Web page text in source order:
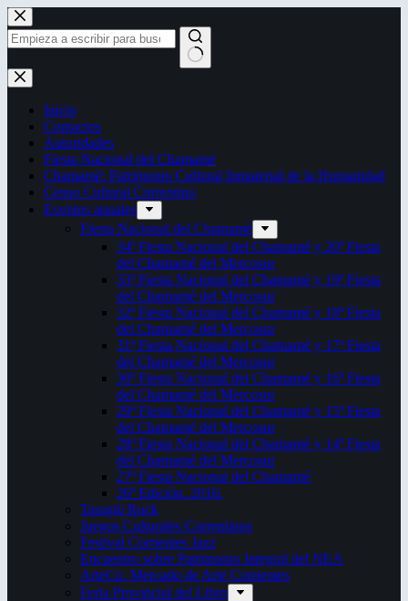
Saltar
al
contenido
Sin
resultados
Inicio
Contactos
Autoridades
Fiesta Nacional del Chamamé
Chamamé: Patrimonio Cultural Inmaterial de la Humanidad
Censo Cultural Correntino
Eventos anuales
Fiesta Nacional del Chamamé
34ª Fiesta Nacional del Chamamé y 20ª Fiesta
del Chamamé del Mercosur
33ª Fiesta Nacional del Chamamé y 19ª Fiesta
del Chamamé del Mercosur
32ª Fiesta Nacional del Chamamé y 18ª Fiesta
del Chamamé del Mercosur
31ª Fiesta Nacional del Chamamé y 17ª Fiesta
del Chamamé del Mercosur
30ª Fiesta Nacional del Chamamé y 16ª Fiesta
del Chamamé del Mercosur
29ª Fiesta Nacional del Chamamé y 15ª Fiesta
del Chamamé del Mercosur
28ª Fiesta Nacional del Chamamé y 14ª Fiesta
del Chamamé del Mercosur
27ª Fiesta Nacional del Chamamé
26ª Edición. 2016.
Taragüi Rock
Juegos Culturales Correntinos
Festival Corrientes Jazz
Encuentro sobre Patrimonio Integral del NEA
ArteCo. Mercado de Arte Corrientes
Feria Provincial del Libro